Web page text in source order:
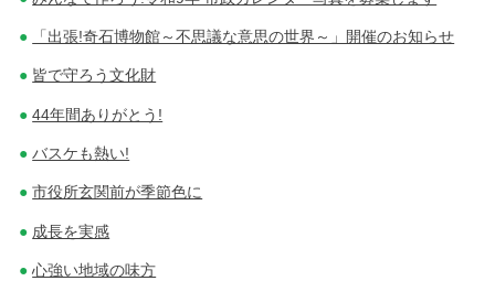
「出張!奇石博物館～不思議な意思の世界～」開催のお知らせ
皆で守ろう文化財
44年間ありがとう!
バスケも熱い!
市役所玄関前が季節色に
成長を実感
心強い地域の味方